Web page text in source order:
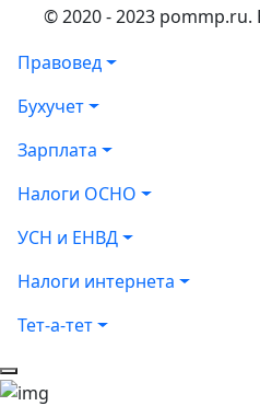
© 2020 - 2023
Правовед
Бухучет
Зарплата
Налоги ОСНО
УСН и ЕНВД
Налоги интернета
Тет-а-тет